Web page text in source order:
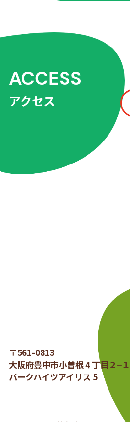
ACCESS
アクセス
〒561-0813
大阪府豊中市小曽根４丁目２−１
パークハイツアイリス 5